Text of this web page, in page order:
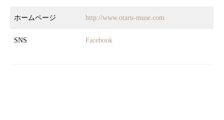
ホームページ http://www.otaru-muse.com
SNS Facebook